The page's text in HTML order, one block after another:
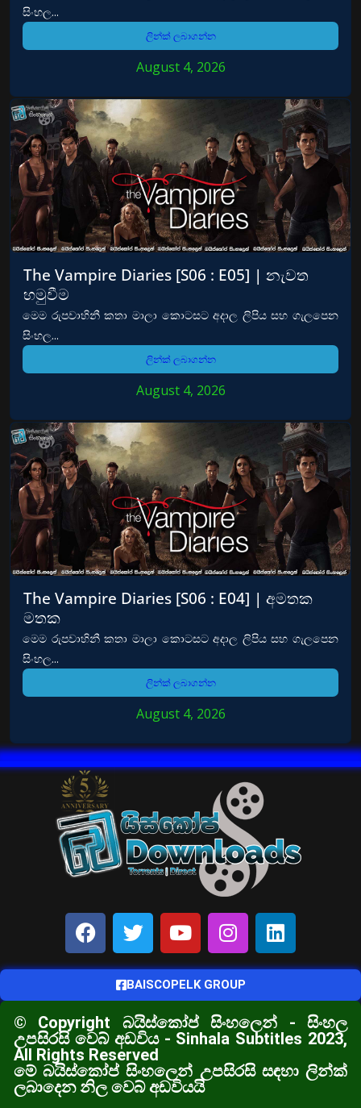
සිංහල...
ලින්ක් ලබාගන්න
August 4, 2026
The Vampire Diaries [S06 : E05] | නැවත
හමුවීම
මෙම රුපවාහිනී කතා මාලා කොටසට අදාල ලිපිය සහ ගැලපෙන
සිංහල...
ලින්ක් ලබාගන්න
August 4, 2026
The Vampire Diaries [S06 : E04] | අමතක
මතක
මෙම රුපවාහිනී කතා මාලා කොටසට අදාල ලිපිය සහ ගැලපෙන
සිංහල...
ලින්ක් ලබාගන්න
August 4, 2026
BAISCOPELK GROUP
© Copyright බයිස්කෝප් සිංහලෙන් - සිංහල
උපසිරසි වෙබ් අඩවිය - Sinhala Subtitles 2023,
All Rights Reserved
මේ බයිස්කෝප් සිංහලෙන් උපසිරසි සඳහා ලින්ක්
ලබාදෙන නිල වෙබ් අඩවියයි